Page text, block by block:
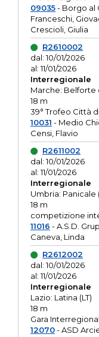
09035- Borgo al
Franceschi,
Crescioli, Giulia
R2610002
dal: 10/01/2026
al: 11/01/2026
Interregionale
Marche: Belforte
18 m
39° Trofeo Città
10031 - Medio
Censi, Flavio
R2611002
dal: 10/01/2026
al: 11/01/2026
Interregionale
Umbria: Panicale
18 m
competizione
11016 - A.S.D.
Caneva, Linda
R2612002
dal: 10/01/2026
al: 11/01/2026
Interregionale
Lazio: Latina (LT)
18 m
Gara
12070- ASD